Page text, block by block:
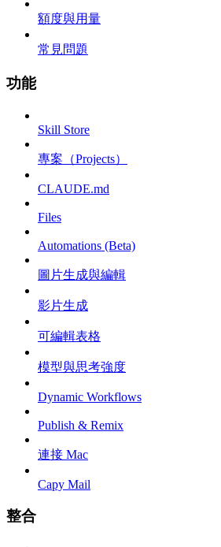
額度與用量
常見問題
功能
Skill Store
專案（Projects）
CLAUDE.md
Files
Automations (Beta)
圖片生成與編輯
影片生成
可編輯表格
模型與思考強度
Dynamic Workflows
Publish & Remix
連接 Mac
Capy Mail
整合